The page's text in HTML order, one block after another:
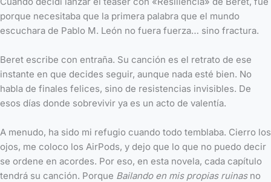
porque necesitaba que la primera palabra que el mundo
escuchara de Pablo M. León no fuera fuerza… sino fractura.
Beret escribe con entraña. Su canción es el retrato de ese
instante en que decides seguir, aunque nada esté bien. No
habla de finales felices, sino de resistencias invisibles. De
esos días donde sobrevivir ya es un acto de valentía.
A menudo, ha sido mi refugio cuando todo temblaba. Cierro los
ojos, me coloco los AirPods, y dejo que lo que no puedo decir
se ordene en acordes. Por eso, en esta novela, cada capítulo
tendrá su canción. Porque Bailando en mis propias ruinasno